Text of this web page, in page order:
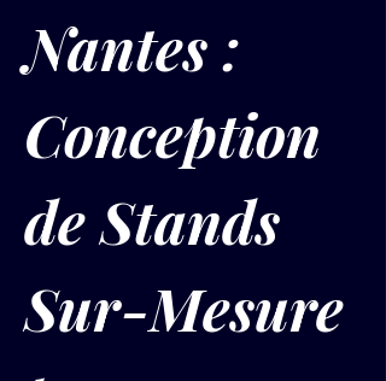
Nantes :
Conception
de Stands
Sur-Mesure